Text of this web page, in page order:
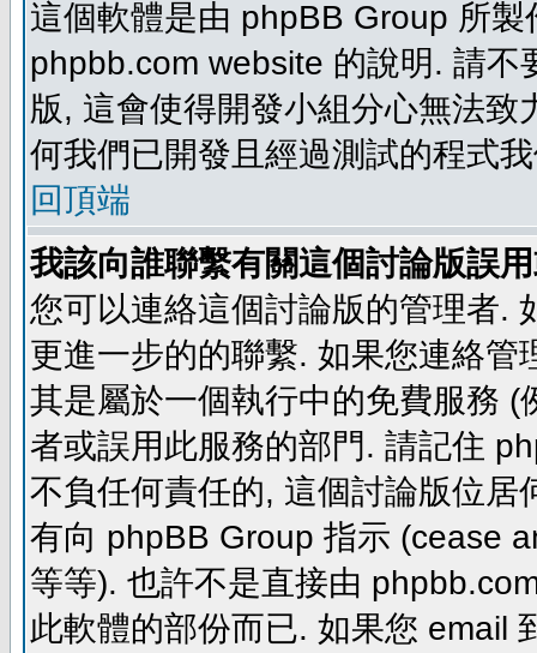
這個軟體是由 phpBB Group 所
phpbb.com website 的說明. 請
版, 這會使得開發小組分心無法
何我們已開發且經過測試的程式
回頂端
我該向誰聯繫有關這個討論版誤
您可以連絡這個討論版的管理者.
更進一步的的聯繫. 如果您連絡
其是屬於一個執行中的免費服務
者或誤用此服務的部門. 請記住
不負任何責任的, 這個討論版位
有向 phpBB Group 指示 (cease
等等). 也許不是直接由
此軟體的部份而已. 如果您 email